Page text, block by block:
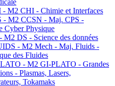
M2 CHI - Chimie et Interfaces
- M2 CCSN - Maj. CPS -
Cyber Physique
M2 DS - Science des données
- M2 Mech - Maj. Fluids -
des Fluides
- M2 GI-PLATO - Grandes
- Plasmas, Lasers,
Tokamaks